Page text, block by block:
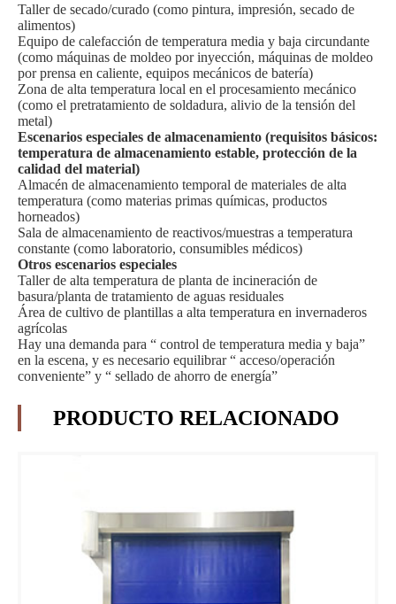
Taller de secado/curado (como pintura, impresión, secado de
alimentos)
Equipo de calefacción de temperatura media y baja circundante
(como máquinas de moldeo por inyección, máquinas de moldeo
por prensa en caliente, equipos mecánicos de batería)
Zona de alta temperatura local en el procesamiento mecánico
(como el pretratamiento de soldadura, alivio de la tensión del
metal)
Escenarios especiales de almacenamiento (requisitos básicos:
temperatura de almacenamiento estable, protección de la
calidad del material)
Almacén de almacenamiento temporal de materiales de alta
temperatura (como materias primas químicas, productos
horneados)
Sala de almacenamiento de reactivos/muestras a temperatura
constante (como laboratorio, consumibles médicos)
Otros escenarios especiales
Taller de alta temperatura de planta de incineración de
basura/planta de tratamiento de aguas residuales
Área de cultivo de plantillas a alta temperatura en invernaderos
agrícolas
Hay una demanda para “ control de temperatura media y baja”
en la escena, y es necesario equilibrar “ acceso/operación
conveniente” y “ sellado de ahorro de energía”
PRODUCTO RELACIONADO